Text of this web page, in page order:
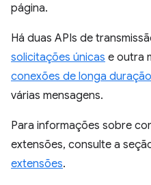
página.
Há duas APIs de
solicitações únicas e outra
conexões de longa duração
várias mensagens.
Para informações sobre
extensões, consulte a
extensões.